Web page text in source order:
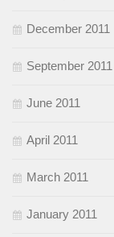
December 2011
September 2011
June 2011
April 2011
March 2011
January 2011